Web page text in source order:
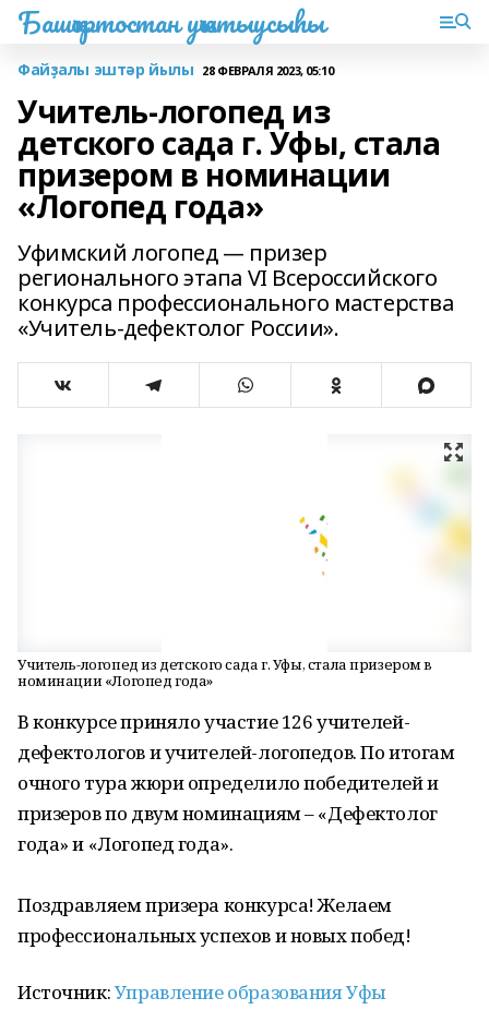
Башҡортостан уҡытыусыһы
Файҙалы эштәр йылы 28 ФЕВРАЛЯ 2023, 05:10
Учитель-логопед из
детского сада г. Уфы, стала
призером в номинации
«Логопед года»
Уфимский логопед — призер
регионального этапа VI Всероссийского
конкурса профессионального мастерства
«Учитель-дефектолог России».
Учитель-логопед из детского сада г. Уфы, стала призером в
номинации «Логопед года»
В конкурсе приняло участие 126 учителей-
дефектологов и учителей-логопедов. По итогам
очного тура жюри определило победителей и
призеров по двум номинациям – «Дефектолог
года» и «Логопед года».
Поздравляем призера конкурса! Желаем
профессиональных успехов и новых побед!
Источник:Управление образования Уфы